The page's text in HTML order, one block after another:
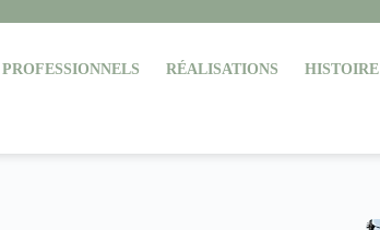
PROFESSIONNELS RÉALISATIONS HISTOIRE